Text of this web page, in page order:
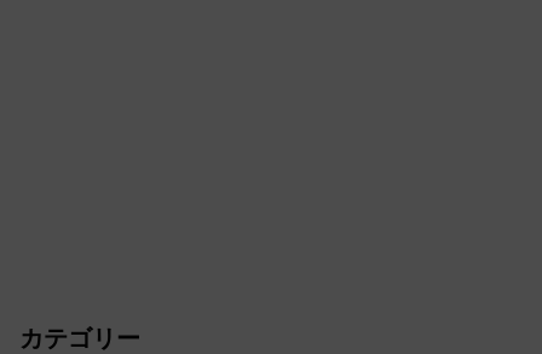
カテゴリー